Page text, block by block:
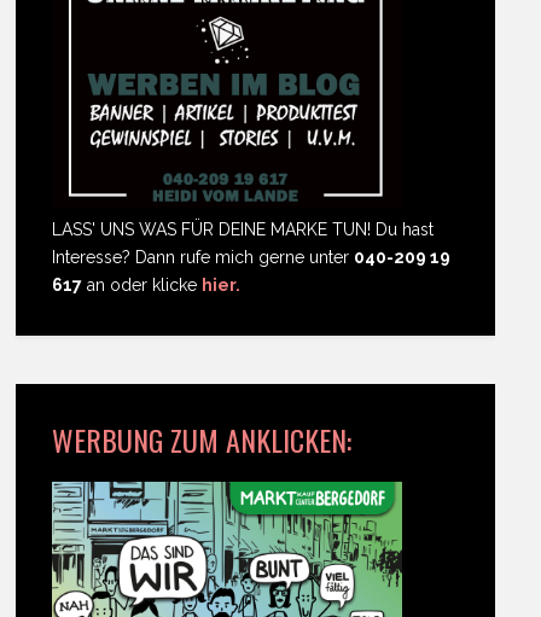
LASS' UNS WAS FÜR DEINE MARKE TUN! Du hast
Interesse? Dann rufe mich gerne unter 040-209 19
617 an oder klicke hier.
WERBUNG ZUM ANKLICKEN: